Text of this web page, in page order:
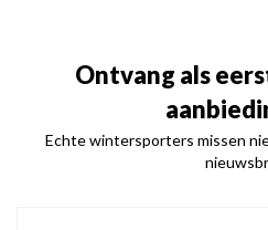
Ontvang als
Echte wintersporters missen